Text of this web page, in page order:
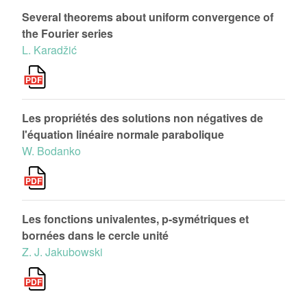
Several theorems about uniform convergence of
the Fourier series
L. Karadžić
Les propriétés des solutions non négatives de
l'équation linéaire normale parabolique
W. Bodanko
Les fonctions univalentes, p-symétriques et
bornées dans le cercle unité
Z. J. Jakubowski